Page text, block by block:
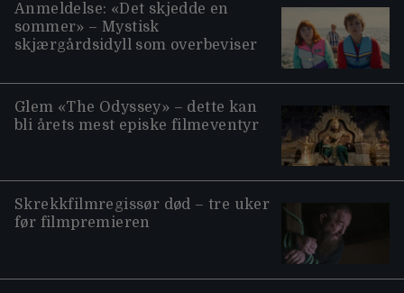
Anmeldelse: «Det skjedde en
sommer» – Mystisk
skjærgårdsidyll som overbeviser
Glem «The Odyssey» – dette kan
bli årets mest episke filmeventyr
Skrekkfilmregissør død – tre uker
før filmpremieren